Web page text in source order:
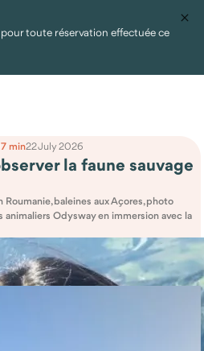
toute réservation effectuée ce
7 min22 July 2026
la faune sauvage
Roumanie, baleines aux Açores, photo
animaliers Odysway en immersion avec la